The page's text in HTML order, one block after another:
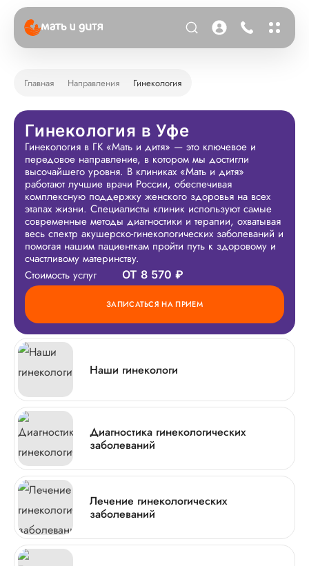
Главная Направления Гинекология
Гинекология в Уфе
Гинекология в ГК «Мать и дитя» — это ключевое и
передовое направление, в котором мы достигли
высочайшего уровня. В клиниках «Мать и дитя»
работают лучшие врачи России, обеспечивая
комплексную поддержку женского здоровья на всех
этапах жизни. Специалисты клиник используют самые
современные методы диагностики и терапии, охватывая
весь спектр акушерско-гинекологических заболеваний и
помогая нашим пациенткам пройти путь к здоровому и
счастливому материнству.
Стоимость услуг
ОТ 8 570 ₽
ЗАПИСАТЬСЯ НА ПРИЕМ
Наши гинекологи
Диагностика гинекологических
заболеваний
Лечение гинекологических
заболеваний